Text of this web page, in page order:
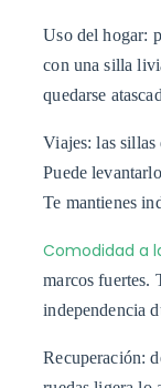
Uso del hogar:
con una silla
quedarse
Viajes: las sillas
Puede
Te mantienes
Comodidad a
marcos fuertes.
independencia
Recuperación: